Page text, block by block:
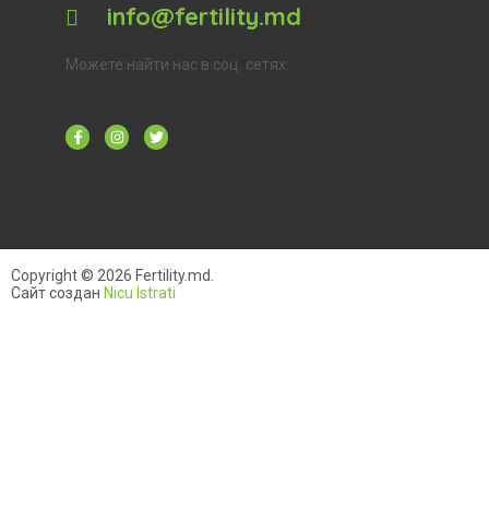
info@fertility.md
Можете найти нас в соц. сетях:
Copyright © 2026 Fertility.md
Сайт создан Nicu Istrati